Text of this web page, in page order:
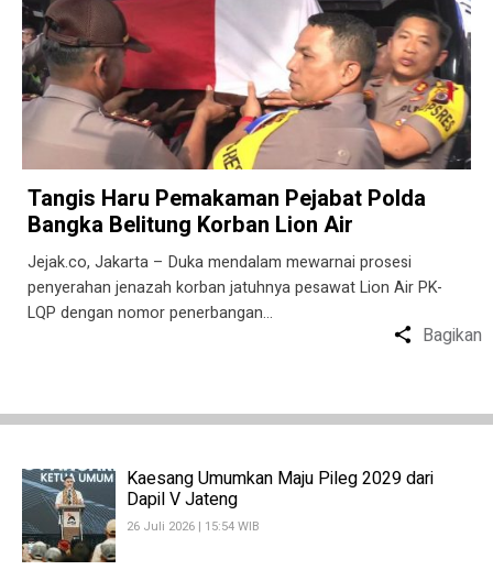
Kaesang Umumkan Maju Pileg 2029 dari
Dapil V Jateng
26 Juli 2026 | 15:54 WIB
Tangis Haru Pemakaman Pejabat Polda
Bangka Belitung Korban Lion Air
Jejak.co, Jakarta – Duka mendalam mewarnai prosesi
penyerahan jenazah korban jatuhnya pesawat Lion Air PK-
LQP dengan nomor penerbangan…
Bagikan